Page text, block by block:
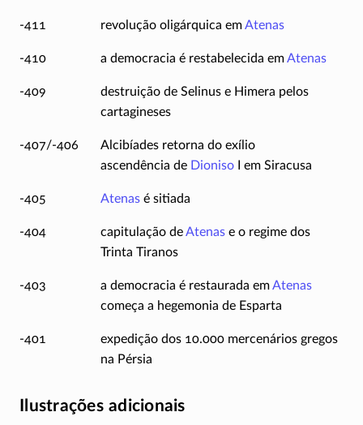
-411 revolução oligárquica emAtenas
-410 a democracia é restabelecida emAtenas
-409
destruição de Selinus e Himera pelos
cartagineses
-407/-406
Alcibíades retorna do exílio
ascendência de Dioniso I em Siracusa
-405 Atenas é sitiada
-404 capitulação deAtenas e o regime dos
Trinta Tiranos
-403 a democracia é restaurada emAtenas
começa a hegemonia de Esparta
-401
expedição dos 10.000 mercenários gregos
na Pérsia
Ilustrações adicionais